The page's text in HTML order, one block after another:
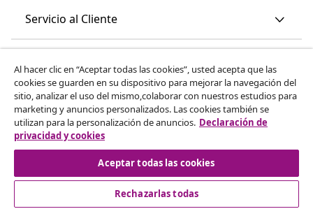
Servicio al Cliente
vidaXL
Descubre mas
Al hacer clic en “Aceptar todas las cookies”, usted acepta que las
cookies se guarden en su dispositivo para mejorar la navegación del
sitio, analizar el uso del mismo,colaborar con nuestros estudios para
marketing y anuncios personalizados. Las cookies también se
utilizan para la personalización de anuncios. Declaración de
privacidad y cookies
Aceptar todas las cookies
Rechazarlas todas